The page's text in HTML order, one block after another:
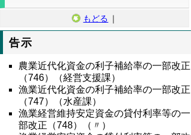
もどる ｜
告示
農業近代化資金の利子補給率の一部改正
（746）（経営支援課）
漁業近代化資金の利子補給率の一部改正
（747）（水産課）
漁業経営維持安定資金の貸付利率等の一
部改正（748）（〃）